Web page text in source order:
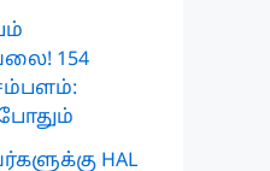
154
போதும்
HAL